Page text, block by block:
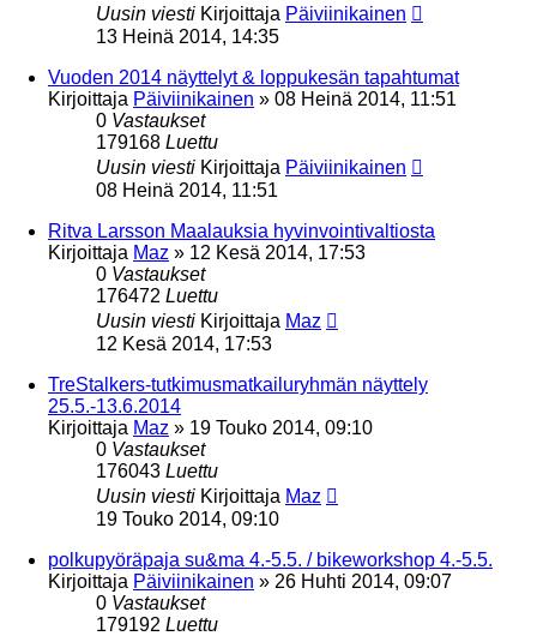
Uusin viesti Kirjoittaja Päiviinikainen
13 Heinä 2014, 14:35
Vuoden 2014 näyttelyt & loppukesän tapahtumat
Kirjoittaja Päiviinikainen » 08 Heinä 2014, 11:51
0 Vastaukset
179168 Luettu
Uusin viesti Kirjoittaja Päiviinikainen
08 Heinä 2014, 11:51
Ritva Larsson Maalauksia hyvinvointivaltiosta
Kirjoittaja Maz » 12 Kesä 2014, 17:53
0 Vastaukset
176472 Luettu
Uusin viesti Kirjoittaja Maz
12 Kesä 2014, 17:53
TreStalkers-tutkimusmatkailuryhmän näyttely
25.5.-13.6.2014
Kirjoittaja Maz » 19 Touko 2014, 09:10
0 Vastaukset
176043 Luettu
Uusin viesti Kirjoittaja Maz
19 Touko 2014, 09:10
polkupyöräpaja su&ma 4.-5.5. / bikeworkshop 4.-5.5.
Kirjoittaja Päiviinikainen » 26 Huhti 2014, 09:07
0 Vastaukset
179192 Luettu